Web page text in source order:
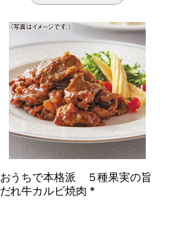
おうちで本格派 ５種果実の旨
だれ牛カルビ焼肉 *